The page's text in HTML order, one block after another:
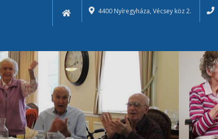
4400 Nyíregyháza, Vécsey köz 2.